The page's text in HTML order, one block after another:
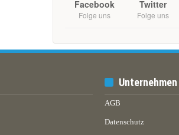
Facebook
Folge uns
Twitter
Folge uns
Unternehmen
AGB
Datenschutz